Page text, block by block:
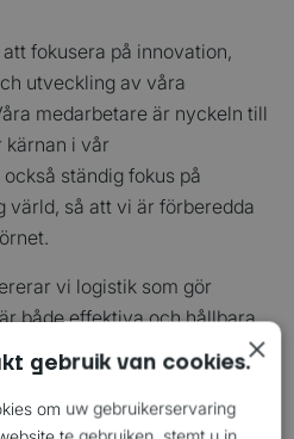
fokusera på innovation,
utveckling av våra
medarbetare är nyckeln till
kärnan i vår
ständig fokus på
värld, så att vi är förberedda
vi logistik som gör
både effektiva och hållbara,
för morgondagens värld.
×
gebruik van cookies.
om uw gebruikerservaring
te gebruiken, stemt u in